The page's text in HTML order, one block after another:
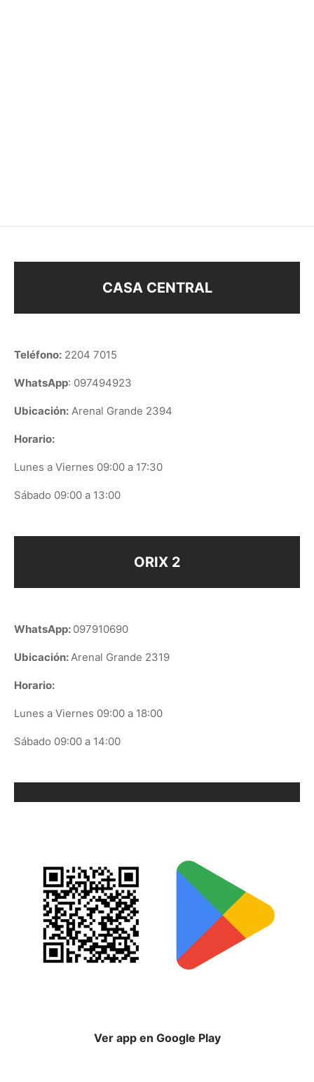
CASA CENTRAL
Teléfono: 2204 7015
WhatsApp: 097494923
Ubicación: Arenal Grande 2394
Horario:
Lunes a Viernes 09:00 a 17:30
Sábado 09:00 a 13:00
ORIX 2
WhatsApp: 097910690
Ubicación:Arenal Grande 2319
Horario:
Lunes a Viernes 09:00 a 18:00
Sábado 09:00 a 14:00
Ver app en Google Play